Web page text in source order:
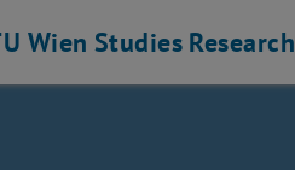
Wien Studies Research